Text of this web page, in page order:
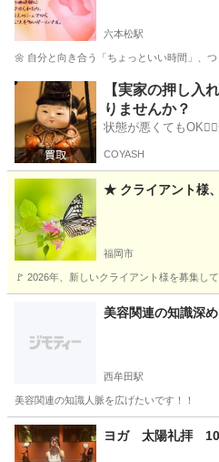
六本松駅
🌼 自分と向き合う「ちょっといい時間」、
福岡 福岡市 六本松駅 アロマ
アロマ 嗅覚
【実家の押し入
りませんか？
状態が悪くても
COYASH
★ クライアント様
福岡市
🚩 2026年、新しいクライアント様を募集し
その他 リージョン
美容関連の知識深
西牟田駅
美容関連の知識人脈を広げたいです！！
福岡 八女郡 西牟田駅 美容健康
ヨガ 太陽礼拝